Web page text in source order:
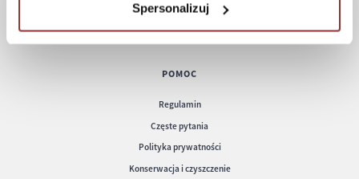
Spersonalizuj
POMOC
Regulamin
Częste pytania
Polityka prywatności
Konserwacja i czyszczenie